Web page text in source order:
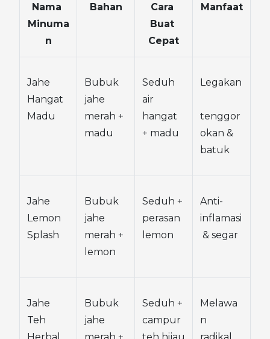
Nama
Minuma
n
Bahan
Cara
Buat
Cepat
Manfaat
Jahe
Hangat
Madu
Bubuk
jahe
merah +
madu
Seduh
air
hangat
+ madu
Legakan
tenggor
okan &
batuk
Jahe
Lemon
Splash
Bubuk
jahe
merah +
lemon
Seduh +
perasan
lemon
Anti-
inflamasi
& segar
Jahe
Teh
Bubuk
jahe
Seduh +
campur
Melawa
n